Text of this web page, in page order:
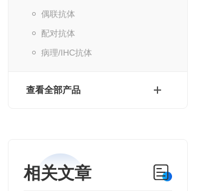
偶联抗体
配对抗体
病理/IHC抗体
查看全部产品
相关文章